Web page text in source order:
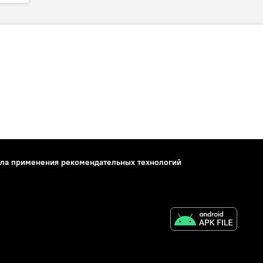
применения рекомендательных технологий